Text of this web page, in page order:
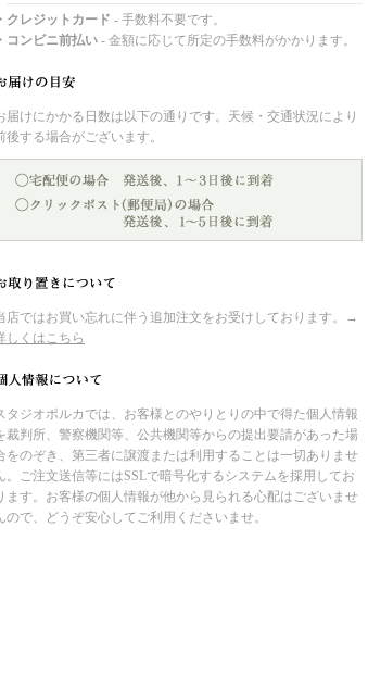
クレジットカード - 手数料不要です。
コンビニ前払い - 金額に応じて所定の手数料がかかります。
届けにかかる日数は以下の通りです。天候・交通状況により
後する場合がございます。
店ではお買い忘れに伴う追加注文をお受けしております。→
しくはこちら
タジオポルカでは、お客様とのやりとりの中で得た個人情報
裁判所、警察機関等、公共機関等からの提出要請があった場
をのぞき、第三者に譲渡または利用することは一切ありませ
。ご注文送信等にはSSLで暗号化するシステムを採用してお
ます。お客様の個人情報が他から見られる心配はございませ
ので、どうぞ安心してご利用くださいませ。